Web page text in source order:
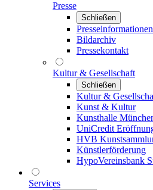
Presse
Schließen
Presseinformationen
Bildarchiv
Pressekontakt
Kultur & Gesellschaft
Schließen
Kultur &
Kunst & Kultur
Kunsthalle
UniCredit
HVB
Künstlerförderung
HypoVereinsbank
Services